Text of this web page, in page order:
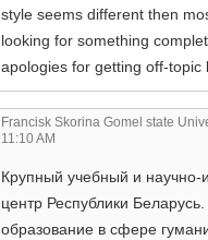
style seems different then
looking for something
apologies for getting off-topic
Francisk Skorina Gomel state
11:10 AM
Крупный учебный и научно-
центр Республики
образование в сфере